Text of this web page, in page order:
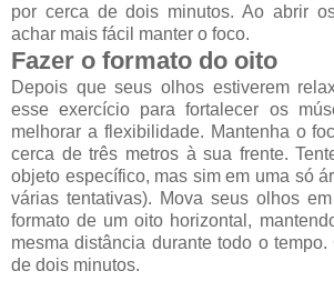
por cerca de dois minutos. Ao abrir
achar mais fácil manter o foco.
Fazer o formato do oito
Depois que seus olhos estiverem
esse exercício para fortalecer os
melhorar a flexibilidade. Mantenha o
cerca de três metros à sua frente.
objeto específico, mas sim em uma só
várias tentativas). Mova seus olhos
formato de um oito horizontal,
mesma distância durante todo o
de dois minutos.